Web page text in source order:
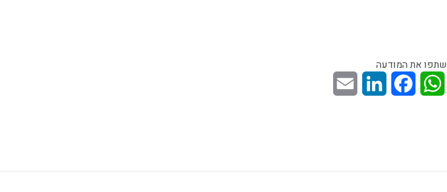
שתפו את המודעה
WhatsApp
Facebook
LinkedIn